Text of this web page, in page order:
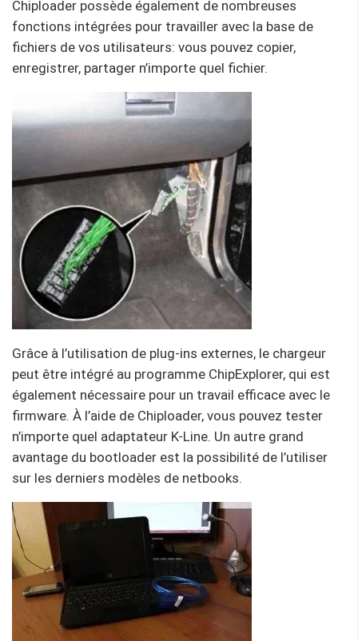
Chiploader possède également de nombreuses
fonctions intégrées pour travailler avec la base de
fichiers de vos utilisateurs: vous pouvez copier,
enregistrer, partager n’importe quel fichier.
Grâce à l’utilisation de plug-ins externes, le chargeur
peut être intégré au programme ChipExplorer, qui est
également nécessaire pour un travail efficace avec le
firmware. À l’aide de Chiploader, vous pouvez tester
n’importe quel adaptateur K-Line. Un autre grand
avantage du bootloader est la possibilité de l’utiliser
sur les derniers modèles de netbooks.